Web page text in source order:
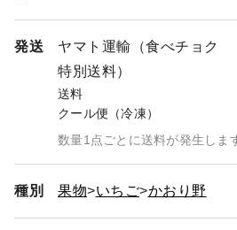
発送
ヤマト運輸（食べチョク
特別送料）
送料
クール便（冷凍）
数量1点ごとに送料が発生しま
種別 果物 いちご かおり野